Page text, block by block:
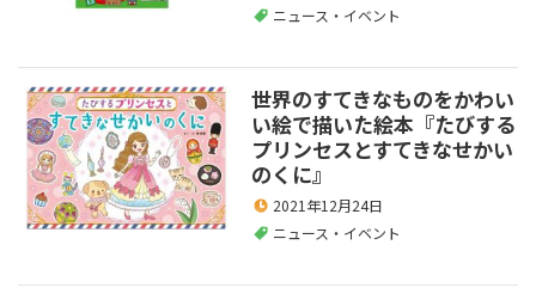
ニュース・イベント
世界のすてきなものをかわい
い絵で描いた絵本『たびする
プリンセスとすてきなせかい
のくに』
2021年12月24日
ニュース・イベント